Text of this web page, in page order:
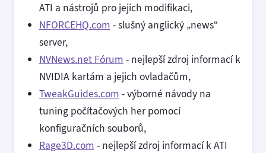
ATI a nástrojů pro jejich modifikaci,
NFORCEHQ.com - slušný anglický „news“
server,
NVNews.net Fórum - nejlepší zdroj informací k
NVIDIA kartám a jejich ovladačům,
TweakGuides.com - výborné návody na
tuning počítačových her pomocí
konfiguračních souborů,
Rage3D.com - nejlepší zdroj informací k ATI